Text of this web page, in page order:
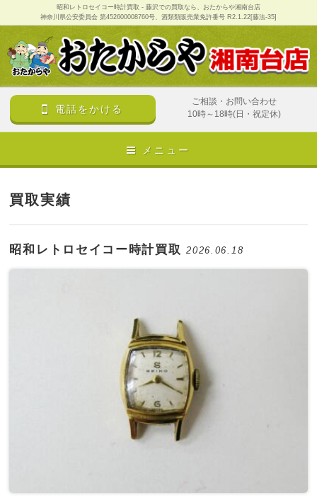
昭和レトロセイコー時計買取 - 藤沢での買取なら、おたからや湘南台店
神奈川県公安委員会 第452600008760号、酒類類販売業免許番号 R2.1.22[藤法-35]
電話をかける
ご相談・お問い合わせ
10時～18時(日・祝定休)
メニュー
買取実績
昭和レトロセイコー時計買取2026.06.18